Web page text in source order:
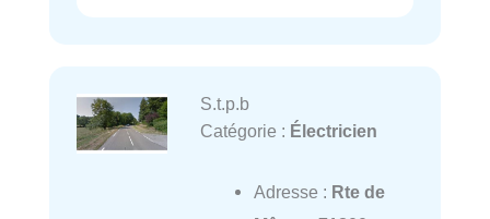
S.t.p.b
Catégorie : Électricien
Adresse : Rte de